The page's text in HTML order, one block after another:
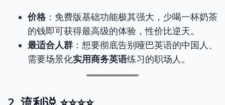
价格：免费版基础功能极其强大，少喝一杯奶茶
的钱即可获得最高级的体验，性价比逆天。
最适合人群 ：想要彻底告别哑巴英语的中国人、
需要场景化实用商务英语练习的职场人。